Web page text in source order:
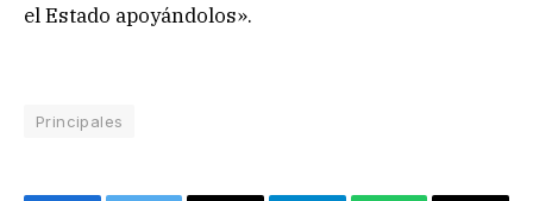
el Estado apoyándolos».
Principales